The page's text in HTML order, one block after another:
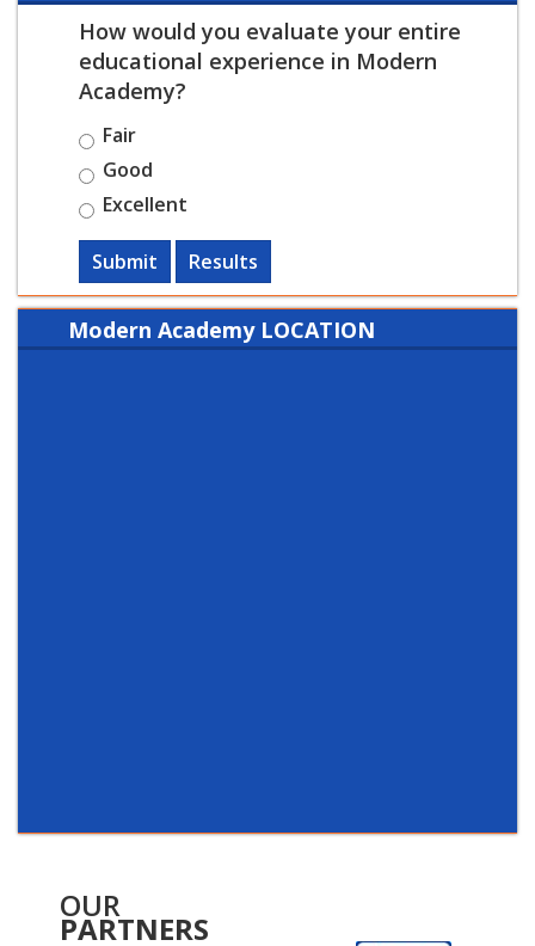
How would you evaluate your entire
educational experience in Modern
Academy?
Fair
Good
Excellent
Submit Results
Modern Academy LOCATION
OUR
PARTNERS